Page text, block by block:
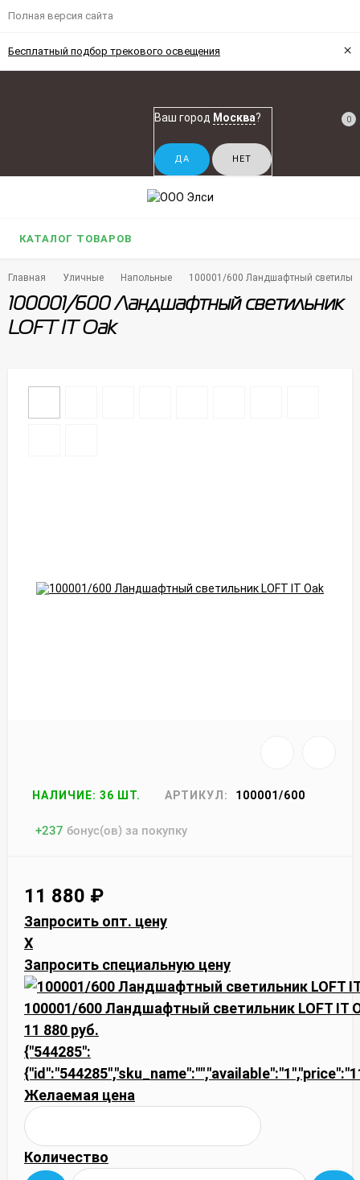
Полная версия сайта
Бесплатный подбор трекового освещения ×
Ваш город Москва? 0
КАТАЛОГ ТОВАРОВ
Главная Уличные Напольные 100001/600 Ландшафтный
100001/600 Ландшафтный светильник
LOFT IT Oak
НАЛИЧИЕ: 36 ШТ. АРТИКУЛ: 100001/600
+237 бонус(ов) за покупку
11 880 ₽
Запросить опт. цену
X
Запросить специальную цену
100001/600 Ландшафтный светильник LOFT IT
11 880 руб.
{"544285":
Желаемая цена
Количество